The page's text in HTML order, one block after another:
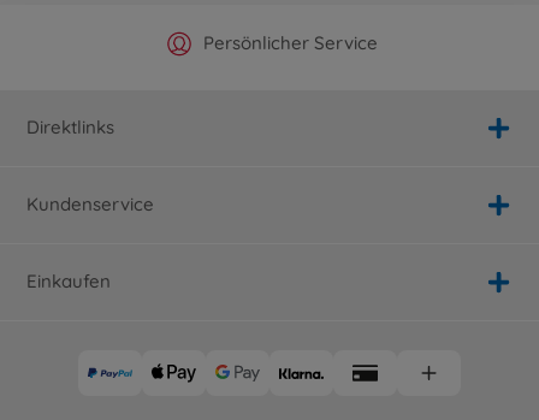
Offizieller Hersteller Shop
Persönlicher Service
Versandkostenfrei ab 25€
Schnelle Lieferung
Direktlinks
Kundenservice
Einkaufen